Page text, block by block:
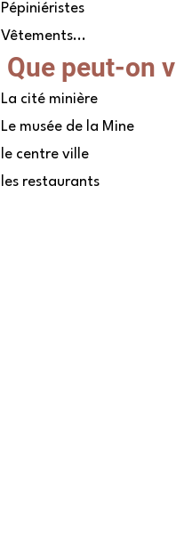
Pépiniéristes
Vêtements...
Que peut-on
La cité minière
Le musée de la Mine
le centre ville
les restaurants